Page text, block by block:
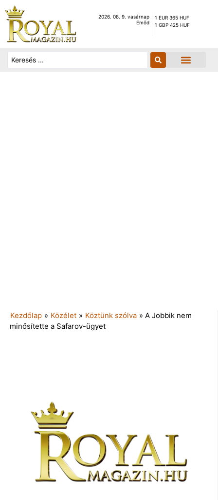
2026. 08. 9. vasárnap
Emőd
1 EUR 365 HUF
1 GBP 425 HUF
Kezdőlap » Közélet » Köztünk szólva » A Jobbik nem
minősítette a Safarov-ügyet